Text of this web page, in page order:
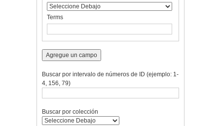
"Reducir
por
específico":
1
Terms
Agregue un campo
Buscar por intervalo de números de ID (ejemplo: 1-
4, 156, 79)
Buscar por colección